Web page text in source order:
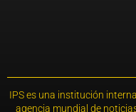
IPS es una institución
agencia mundial de